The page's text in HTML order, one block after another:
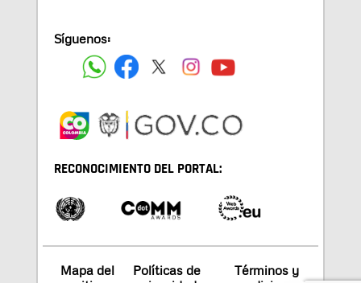
Síguenos:
RECONOCIMIENTO DEL PORTAL:
Mapa del
Políticas de
Términos y